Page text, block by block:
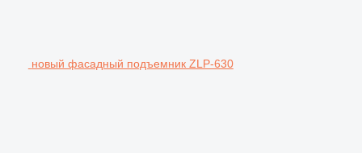
новый фасадный подъемник ZLP-630